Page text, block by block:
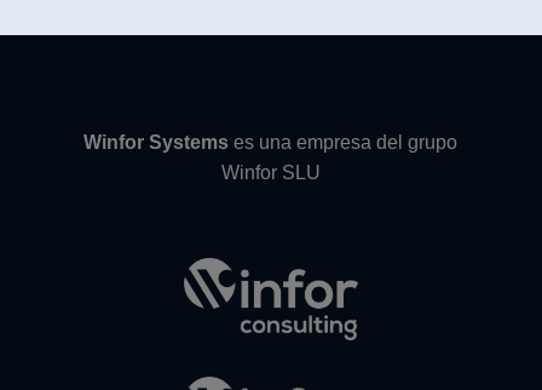
Winfor Systems es una empresa del grupo
Winfor SLU